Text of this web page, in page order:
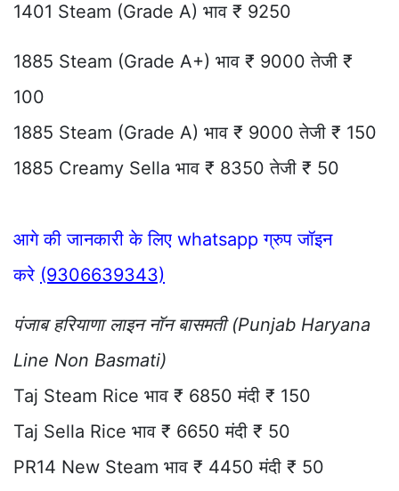
1401 Steam (Grade A) भाव ₹ 9250
1885 Steam (Grade A+) भाव ₹ 9000 तेजी ₹
100
1885 Steam (Grade A) भाव ₹ 9000 तेजी ₹ 150
1885 Creamy Sella भाव ₹ 8350 तेजी ₹ 50
आगे की जानकारी के लिए whatsapp ग्रुप जॉइन
करे (9306639343)
पंजाब हरियाणा लाइन नॉन बासमती (Punjab Haryana
Line Non Basmati)
Taj Steam Rice भाव ₹ 6850 मंदी ₹ 150
Taj Sella Rice भाव ₹ 6650 मंदी ₹ 50
PR14 New Steam भाव ₹ 4450 मंदी ₹ 50